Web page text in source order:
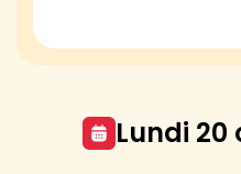
lundi